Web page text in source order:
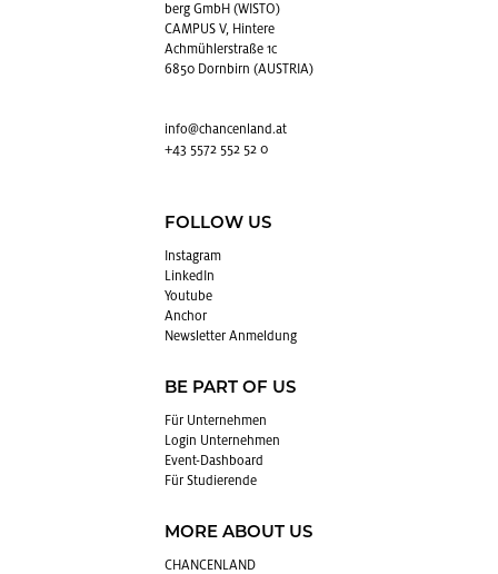
berg GmbH (WISTO)
CAMPUS V, Hintere
Achmühlerstraße 1c
6850 Dornbirn (AUSTRIA)
info@​chancenland.​at
+43 5572 552 52 0
FOLLOW US
In­sta­gram
Lin­kedIn
You­tube
An­chor
News­let­ter An­mel­dung
BE PART OF US
Für Un­ter­neh­men
Login Un­ter­neh­men
Event-Da­sh­board
Für Stu­die­ren­de
MORE ABOUT US
CHAN­CEN­LAND